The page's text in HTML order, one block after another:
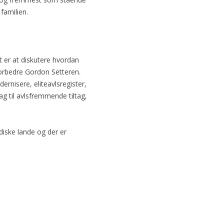
at diskutere hvordan
Gordon Setteren.
eliteavlsregister,
til avlsfremmende tiltag,
lande og der er